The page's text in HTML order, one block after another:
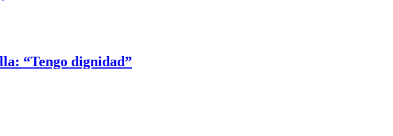
“Tengo dignidad”